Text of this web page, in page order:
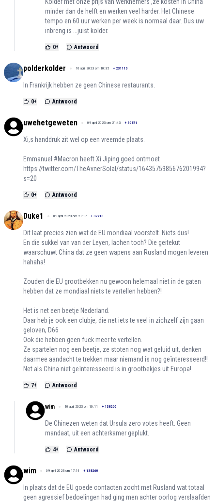
Kolder met onze prijs van werknemers ,ze kosten in China
minder dan de helft en werken veel harder. Het Chinese
tempo en 60 uur werken per week is normaal daar. Dus uw
inbreng is ...juist kolder.
0+ Antwoord
polderkolder 10 april 2023 om 10:35 + 231110
In Frankrijk hebben ze geen Chinese restaurants.
0+ Antwoord
uwehetgeweten 09 april 2023 om 21:43 + 30871
Xi,s handdruk zit wel op een vreemde plaats.
Emmanuel #Macron heeft Xi Jiping goed ontmoet
https://twitter.com/TheAvnerSolal/status/1643575985676201994?
s=20
0+ Antwoord
Duke1 09 april 2023 om 21:17 + 32713
Dit laat precies zien wat de EU mondiaal voorstelt. Niets dus!
En die sukkel van van der Leyen, lachen toch? Die geitekut
waarschuwt China dat ze geen wapens aan Rusland mogen leveren
hahaha!
Zouden die EU grootbekken nu gewoon helemaal niet in de gaten
hebben dat ze mondiaal niets te vertellen hebben?!
Het is net een beetje Nederland.
Daar heb je ook een clubje, die net iets te veel in zichzelf zijn gaan
geloven, D66
Ook die hebben geen fuck meer te vertellen.
Ze spartelen nog een beetje, ze stoten nog wat geluid uit, denken
daarmee aandacht te trekken maar niemand is nog geïnteresseerd!!
Net als China niet geïnteresseerd is in grootbekjes uit Europa!
7+ Antwoord
wim 10 april 2023 om 10:11 + 138260
De Chinezen weten dat Ursula zero votes heeft. Geen
mandaat, uit een achterkamer geplukt.
4+ Antwoord
wim 09 april 2023 om 17:14 + 138260
In plaats dat de EU goede contacten zocht met Rusland wat totaal
geen agressief bedoelingen had ging men achter oorlog verslaafden